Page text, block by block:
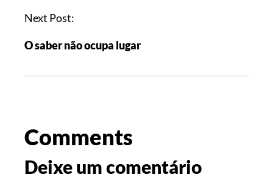
Next Post:
O saber não ocupa lugar
Comments
Deixe um comentário